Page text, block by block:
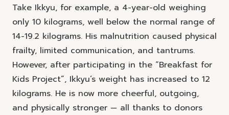
Take Ikkyu, for example, a 4-year-old weighing
only 10 kilograms, well below the normal range of
14-19.2 kilograms. His malnutrition caused physical
frailty, limited communication, and tantrums.
However, after participating in the “Breakfast for
Kids Project”, Ikkyu’s weight has increased to 12
kilograms. He is now more cheerful, outgoing,
and physically stronger — all thanks to donors